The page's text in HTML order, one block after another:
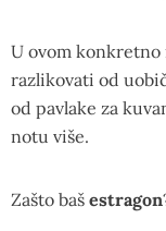
U ovom konkretno
razlikovati od
od pavlake za
notu više.
Zašto baš estragon